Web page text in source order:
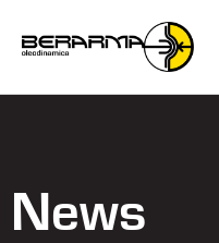
News